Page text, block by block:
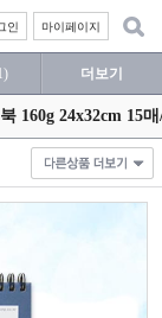
마이페이지
인
더보기
160g 24x32cm 15